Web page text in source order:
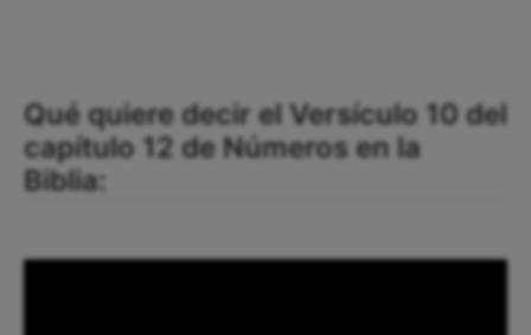
Qué quiere decir el Versículo 10 del
capítulo 12 de Números en la
Biblia: